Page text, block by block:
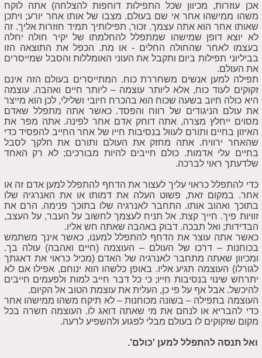
אכן עוזרות, מכיוון שכל התפילות דוחפות להצלחה) אתה לוקח
משהו ממישהו אחר אי שם בעולם. מצבו של אותו אחר יורע; ויתכן
שאותו אחר הוא אתה עצמך. זכור, תפילותיך תמיד חוזרות אליך. זה
לא יוצא דופן שמישהו שמתפלל להחלמתו של יקיר חולה יחלה
בעצמו לאחר שהחולה החלים - או מת. הכפל את התוצאה הזו
בביליוני תפילות ביום ותקבל את העוני האומללות והסבל שמייסרים
את העולם.
תפילה למען אנשים משחררת כוח. המתייסרים בעולם הזה אינם
זקוקים לעוד כוח, אלא ליותר עוצמה – ליותר חיים ואהבה. עוצמה
היא כולה חיוב בשעה שכוח הוא בהכרח חיובי ושלילי, לכן הוא מייצר
את עולם הניגודים של רווח והפסד. כאשר אתה מתפלל שאדם
מסוים ייחלץ מצרה, אתה דוחק אדם אחר לפינה. אתה מפר את
האיזון בחיים ותורם לעוול בנסיבות חייו של אחר החייב להפסיד כדי
שהאחר ירוויח. אתה מחזק את העולם ותורם את חלקך לסבל
בחיים עלי אדמות. כולם חייבים להיות מבורכים; לא רק האחד
שלדעתך ראוי לברכה.
כדי להתפלל כראוי עליך לעצור את הדחף להתפלל למען אדם זה או
אחר. במקום זאת, פשוט העלה את דמותו או את האנרגיה שלו
בתוכך ואהוב אותו. התחבר לאנרגיה שלו בתוכך פנימה. הרם את
זוויות פיך. חייך קצת. אל תניח לעצמך לחשוב על העבר, על העצב,
הבדידות; ואל תבכה. דבוק באהבה שאתה חש אליו.
כאשר אתה עוצר את הדחף להתפלל למענו, כאשר אינך משתמש
בכוחנות – דרכו של העולם – העוצמה (חיים ואהבה) עולה בך.
ומכיוון שאתה מתחבר לאנרגיה של האדם (מכיל כראוי את דאגתך
לגורלו) העוצמה תגיע אליו. באופן כלשהו הוא ינוחם, אפילו אם לא
יתרחש שינוי בנסיבות חייו; כי כל דבר חייב למות ולפעמים חייבים
להיכשל. אבל אף על פי כן, העלית את עוצמת הטוב אל הקיום.
העוצמה בתפילה – בשונה מכוחנות – לא תיקח משהו ממישהו אחר
כדי להבריא או לנחם את מי שאתה דואג לו. העוצמה תשרה בכל
מקום שזקוקים לו בעולם מבלי לפגוע ולהשפיע לרעה.
ואל תנסה להתפלל למען 'כולם'.